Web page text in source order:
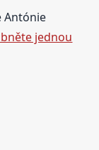
Antónie
jednou